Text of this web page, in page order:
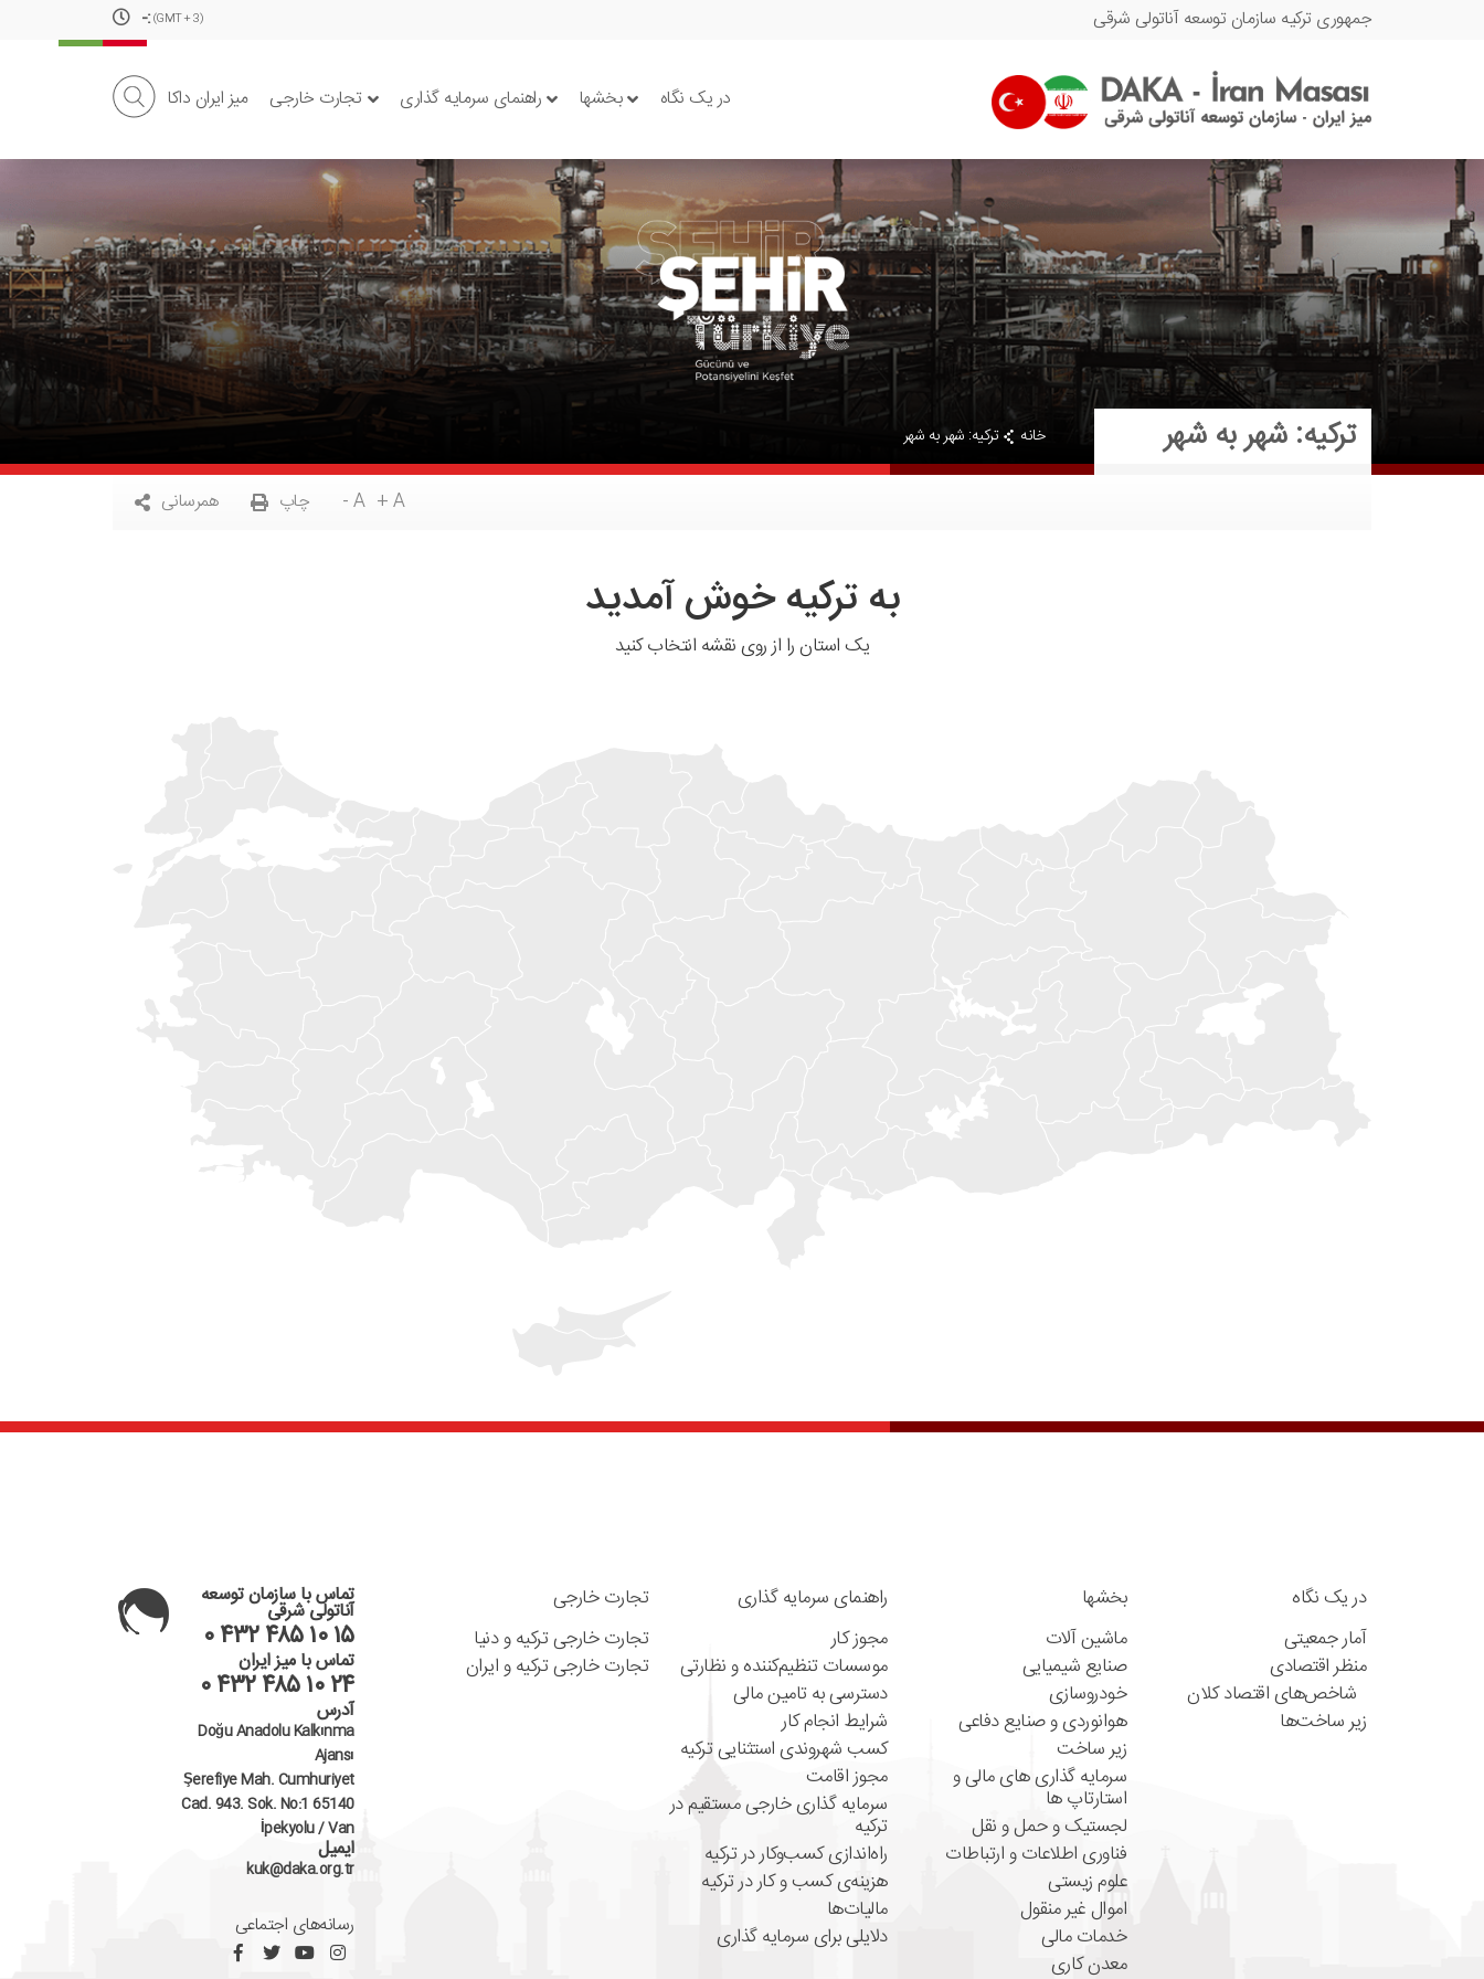
جمهوری ترکیه سازمان توسعه آناتولی شرقی -:(GMT + 3)
در یک نگاه بخشها راهنمای سرمایه گذاری تجارت خارجی میز ایران داکا
ترکیه: شهر به شهر خانه ترکیه: شهر به شهر
همرسانی چاپ - A + A
به ترکیه خوش آمدید
یک استان را از روی نقشه انتخاب کنید
در یک نگاه
آمار جمعیتی
منظر اقتصادی
زیر ساخت‌ها
بخشها
ماشین آلات
صنایع شیمیایی
خودروسازی
هوانوردی و صنایع دفاعی
زیر ساخت
سرمایه گذاری های مالی و
استارتاپ ها
لجستیک و حمل و نقل
فناوری اطلاعات و ارتباطات
علوم زیستی
اموال غیر منقول
خدمات مالی
معدن کاری
راهنمای سرمایه گذاری
مجوز کار
موسسات تنظیم‌کننده ‌و نظارتی
دسترسی به تامین مالی
شرایط انجام کار
کسب شهروندی استثنایی ترکیه
مجوز اقامت
سرمایه گذاری خارجی مستقیم در
ترکیه
راه‌اندازی کسب‌و‌کار در ترکیه
هزینه‌ی کسب و کار در ترکیه
مالیات‌ها
دلایلی برای سرمایه گذاری
تجارت خارجی
تجارت خارجی ترکیه و دنیا
تجارت خارجی ترکیه و ایران
تماس با سازمان توسعه
آناتولی شرقی
۰ ۴۳۲ ۴۸۵ ۱۰ ۱۵
تماس با میز ایران
۰ ۴۳۲ ۴۸۵ ۱۰ ۲۴
آدرس
Doğu Anadolu Kalkınma
Ajansı
Şerefiye Mah. Cumhuriyet
Cad. 943. Sok. No:1 65140
İpekyolu / Van
ایمیل
kuk@daka.org.tr
رسانه‌های اجتماعی